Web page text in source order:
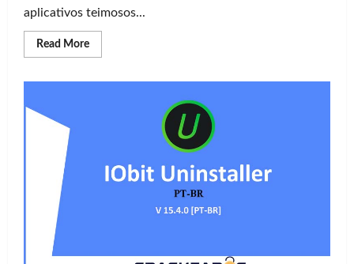
aplicativos teimosos...
Read MoreRead
more